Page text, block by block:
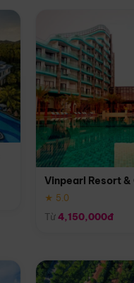
Vinpearl Resort &
★ 5.0
Từ4,150,000đ